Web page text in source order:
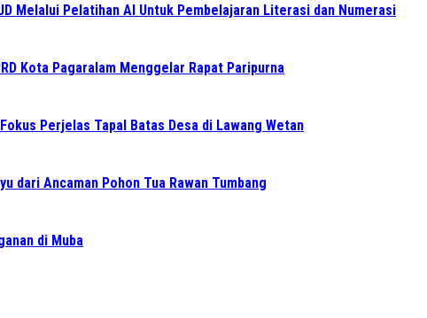
Melalui Pelatihan AI Untuk Pembelajaran Literasi dan Numerasi
Kota Pagaralam Menggelar Rapat Paripurna
Perjelas Tapal Batas Desa di Lawang Wetan
dari Ancaman Pohon Tua Rawan Tumbang
di Muba